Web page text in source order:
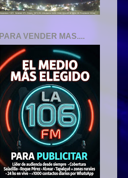
PARA VENDER MAS....